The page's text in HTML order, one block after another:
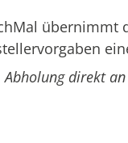
übernimmt
Abholung direkt